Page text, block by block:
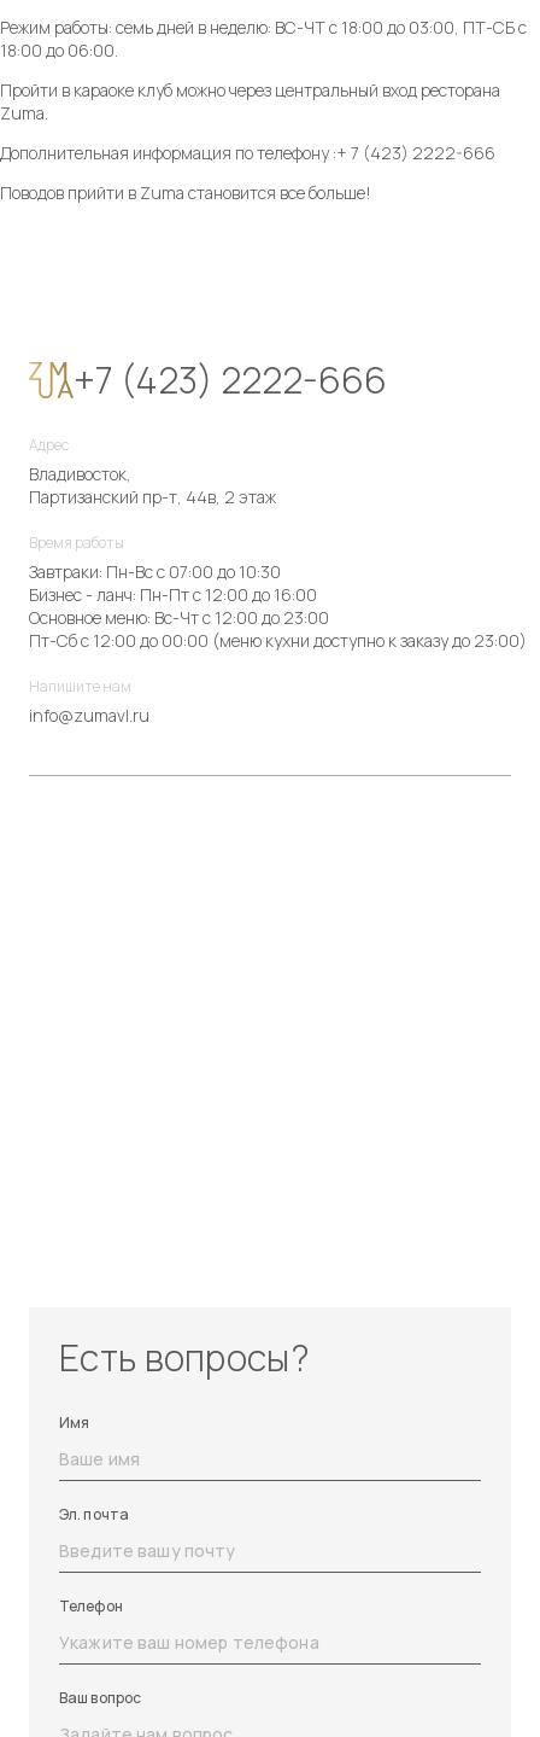
Режим работы: семь дней в неделю: ВС-ЧТ с 18:00 до 03:00, ПТ-СБ с
18:00 до 06:00.
Пройти в караоке клуб можно через центральный вход ресторана
Zuma.
Дополнительная информация по телефону :+ 7 (423) 2222-666
Поводов прийти в Zuma становится все больше!
+7 (423) 2222-666
Адрес
Владивосток,
Партизанский пр-т, 44в, 2 этаж
Время работы
Завтраки: Пн-Вс с 07:00 до 10:30
Бизнес - ланч: Пн-Пт с 12:00 до 16:00
Основное меню: Вс-Чт с 12:00 до 23:00
Пт-Сб с 12:00 до 00:00 (меню кухни доступно к заказу до 23:00)
Напишите нам
info@zumavl.ru
Есть вопросы?
Имя
Эл. почта
Телефон
Ваш вопрос